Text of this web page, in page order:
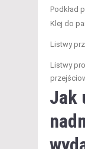
Podkład
Klej do
Listwy
Listwy
Jak